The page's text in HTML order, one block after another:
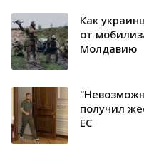
Как
от
Молдавию
получил
ЕС